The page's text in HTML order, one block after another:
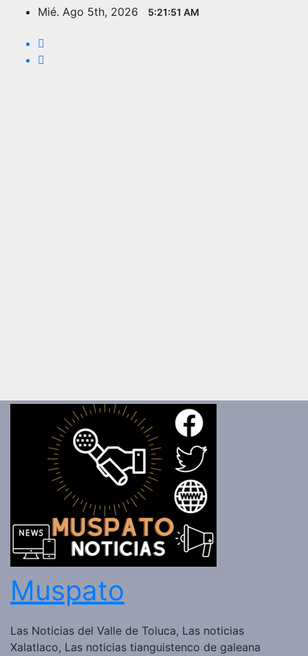
Saltar
contenido
Mié. Ago 5th, 2026 5:21:53 AM
Muspato
Las Noticias del Valle de Toluca, Las noticias
Xalatlaco, Las noticias tianguistenco de galeana